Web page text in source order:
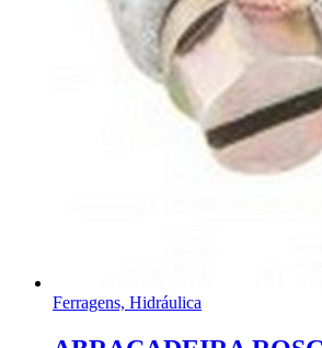
Ferragens, Hidráulica